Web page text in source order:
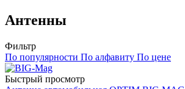
Антенны
Фильтр
По популярности По алфавиту По цене
Быстрый просмотр